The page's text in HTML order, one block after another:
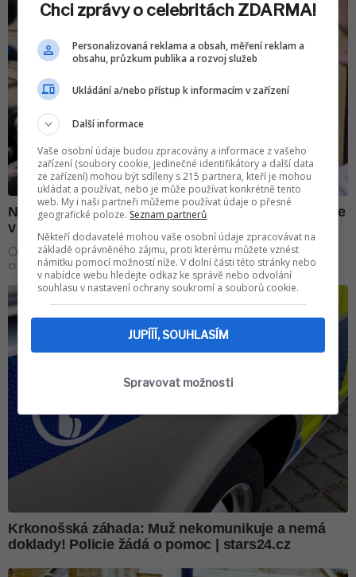
Chci zprávy o celebritách ZDARMA!
Personalizovaná reklama a obsah, měření reklam a
obsahu, průzkum publika a rozvoj služeb
Ukládání a/nebo přístup k informacím v zařízení
Další informace
Vaše osobní údaje budou zpracovány a informace z vašeho
zařízení (soubory cookie, jedinečné identifikátory a další data
ze zařízení) mohou být sdíleny s 215 partnera, kteří je mohou
ukládat a používat, nebo je může používat konkrétně tento
web. My i naši partneři můžeme používat údaje o přesné
geografické poloze. Seznam partnerů
Někteří dodavatelé mohou vaše osobní údaje zpracovávat na
základě oprávněného zájmu, proti kterému můžete vznést
námitku pomocí možností níže. V dolní části této stránky nebo
v nabídce webu hledejte odkaz ke správě nebo odvolání
souhlasu v nastavení ochrany soukromí a souborů cookie.
JUPÍÍÍ, SOUHLASÍM
Spravovat možnosti